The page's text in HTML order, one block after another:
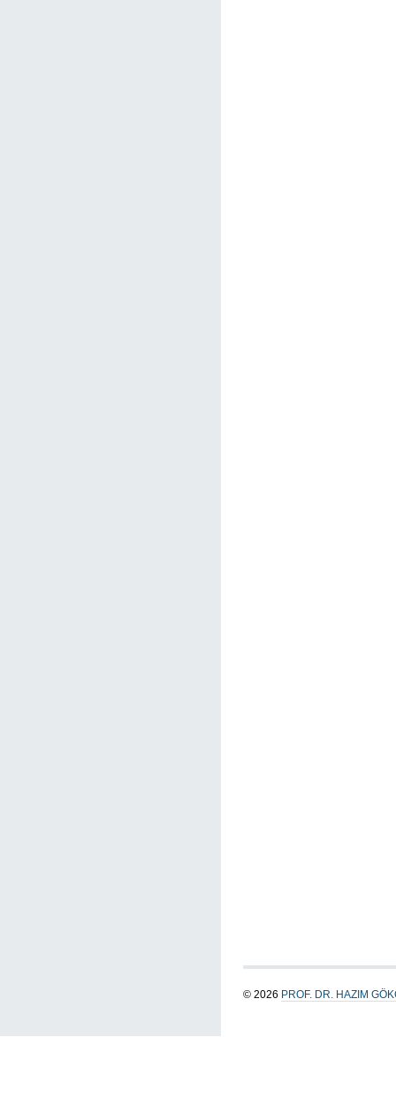
© 2026 PROF. DR. HAZIM